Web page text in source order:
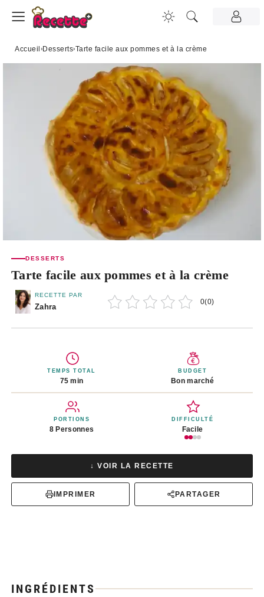
Accueil ›Desserts›Tarte facile aux pommes et à la crème
DESSERTS
Tarte facile aux pommes et à la crème
RECETTE PAR
Zahra
0(0)
TEMPS TOTAL
75 min
BUDGET
Bon marché
PORTIONS
8 Personnes
DIFFICULTÉ
Facile
↓ VOIR LA RECETTE
IMPRIMER PARTAGER
INGRÉDIENTS